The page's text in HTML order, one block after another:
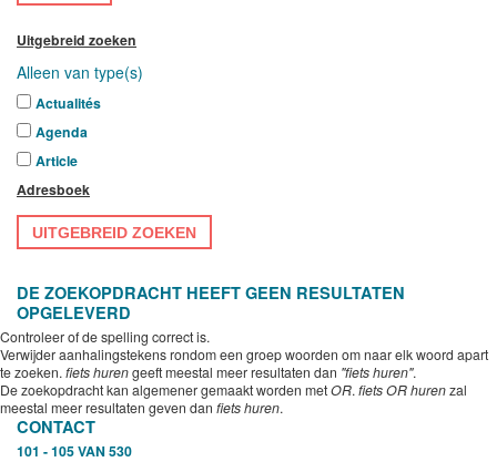
Uitgebreid zoeken
Alleen van type(s)
Actualités
Agenda
Article
Adresboek
UITGEBREID ZOEKEN
DE ZOEKOPDRACHT HEEFT GEEN RESULTATEN
OPGELEVERD
Controleer of de spelling correct is.
Verwijder aanhalingstekens rondom een groep woorden om naar elk woord apart
te zoeken. fiets hurengeeft meestal meer resultaten dan "fiets huren".
De zoekopdracht kan algemener gemaakt worden metOR. fiets OR hurenzal
meestal meer resultaten geven dan fiets huren.
CONTACT
101 - 105 VAN 530